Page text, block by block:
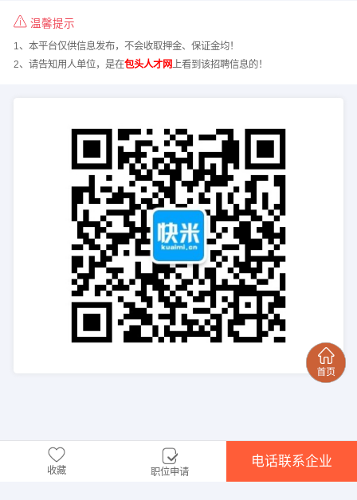
温馨提示
1、本平台仅供信息发布，不会收取押金、保证金均！
2、请告知用人单位，是在包头人才网上看到该招聘信息的！
收藏 职位申请
电话联系企业